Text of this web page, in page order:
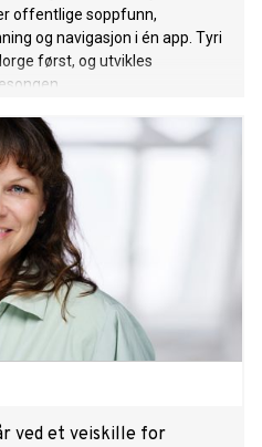
offentlige soppfunn,
og navigasjon i én app. Tyri
først, og utvikles
ved et veiskille for